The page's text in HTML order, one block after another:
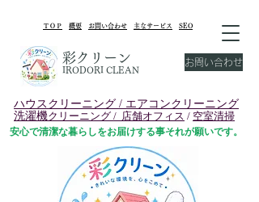
彩クリーン
IRODORI CLEAN
お問い合わせ
​ＴＯＰ 概要 お問い合わせ 主なサービス SEO
安心で清潔な暮らしをお届けする事それが願いです。
ハウスクリーニング / エアコンクリーニング
洗濯機クリーニング / 店舗オフィス / 空室清掃